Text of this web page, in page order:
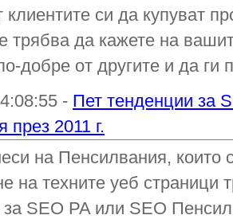
клиентите си да купуват
трябва да кажете на
добре от другите и да
- Пет тенденции за
през 2011 г.
на Пенсилвания, които
на техните уеб страници
SEO PA или SEO